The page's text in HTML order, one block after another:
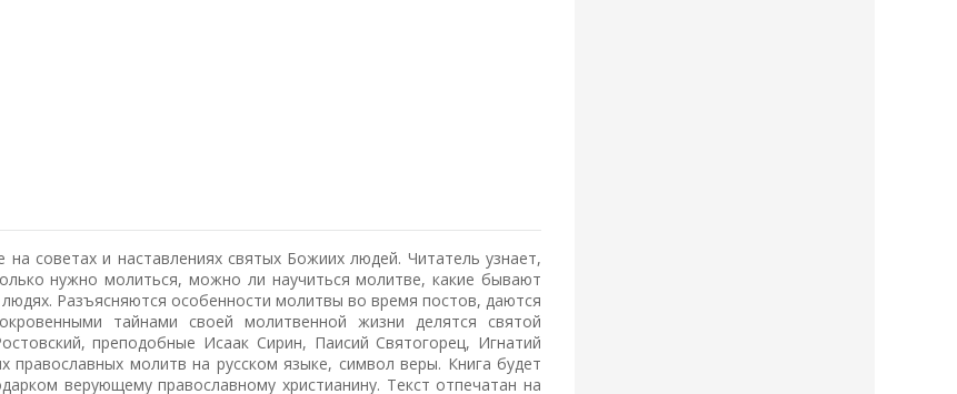
советах и наставлениях святых Божиих людей. Читатель узнает,
нужно молиться, можно ли научиться молитве, какие бывают
Разъясняются особенности молитвы во время постов, даются
тайнами своей молитвенной жизни делятся святой
преподобные Исаак Сирин, Паисий Святогорец, Игнатий
православных молитв на русском языке, символ веры. Книга будет
верующему православному христианину. Текст отпечатан на